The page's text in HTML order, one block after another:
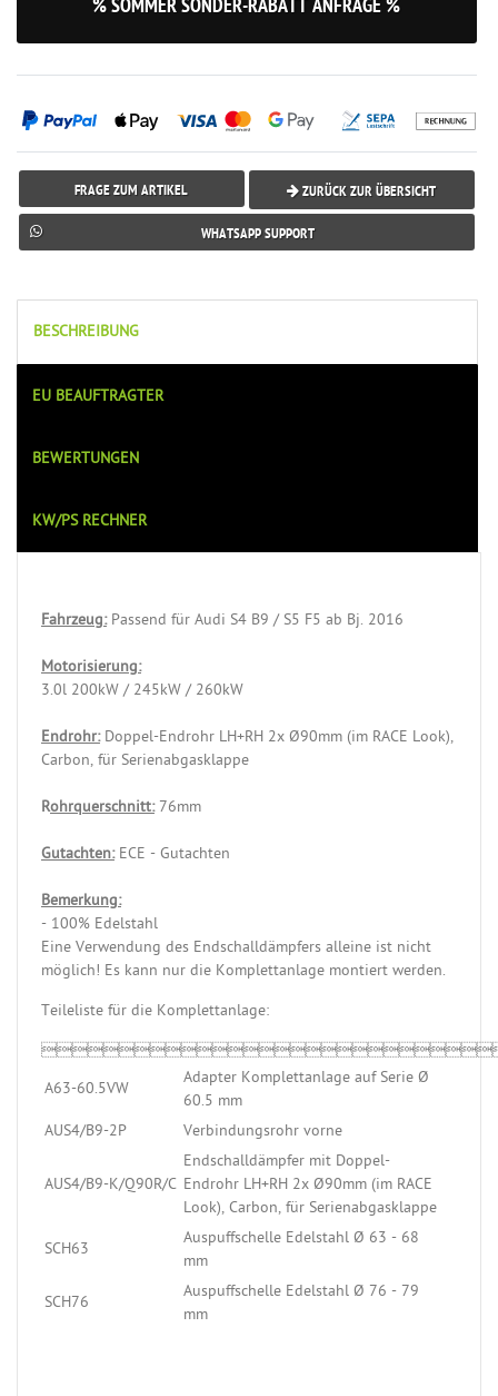
% SOMMER SONDER-RABATT ANFRAGE %
FRAGE ZUM ARTIKEL ZURÜCK ZUR ÜBERSICHT
WHATSAPP SUPPORT
BESCHREIBUNG
EU BEAUFTRAGTER
BEWERTUNGEN
KW/PS RECHNER
Fahrzeug:Passend für Audi S4 B9 / S5 F5 ab Bj. 2016
Motorisierung:
3.0l 200kW / 245kW / 260kW
Endrohr:Doppel-Endrohr LH+RH 2x Ø90mm (im RACE Look),
Carbon, für Serienabgasklappe
Rohrquerschnitt:76mm
Gutachten:ECE - Gutachten
Bemerkung:
- 100% Edelstahl
Eine Verwendung des Endschalldämpfers alleine ist nicht
möglich! Es kann nur die Komplettanlage montiert werden.
Teileliste für die Komplettanlage:
A63-60.5VW
Adapter Komplettanlage auf Serie Ø
60.5 mm
AUS4/B9-2P
Verbindungsrohr vorne
AUS4/B9-K/Q90R/C
Endschalldämpfer mit Doppel-
Endrohr LH+RH 2x Ø90mm (im RACE
Look), Carbon, für Serienabgasklappe
SCH63
Auspuffschelle Edelstahl Ø 63 - 68
mm
SCH76
Auspuffschelle Edelstahl Ø 76 - 79
mm